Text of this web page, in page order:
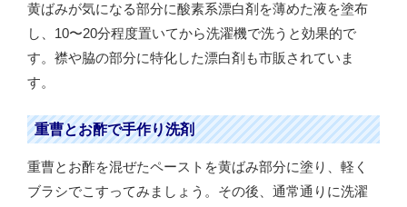
黄ばみが気になる部分に酸素系漂白剤を薄めた液を塗布
し、10〜20分程度置いてから洗濯機で洗うと効果的で
す。襟や脇の部分に特化した漂白剤も市販されていま
す。
重曹とお酢で手作り洗剤
重曹とお酢を混ぜたペーストを黄ばみ部分に塗り、軽く
ブラシでこすってみましょう。その後、通常通りに洗濯